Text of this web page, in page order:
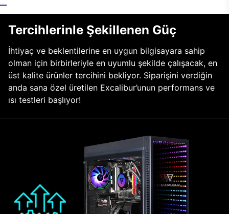
Tercihlerinle Şekillenen Güç
İhtiyaç ve beklentilerine en uygun bilgisayara sahip
olman için birbirleriyle en uyumlu şekilde çalışacak, en
üst kalite ürünler tercihini bekliyor. Siparişini verdiğin
anda sana özel üretilen Excalibur’unun performans ve
ısı testleri başlıyor!